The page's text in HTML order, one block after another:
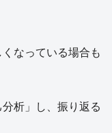
なっている場合も
析」し、振り返る